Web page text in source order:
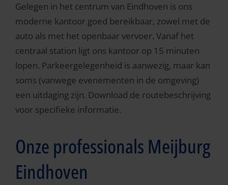
Gelegen in het centrum van Eindhoven is ons
moderne kantoor goed bereikbaar, zowel met de
auto als met het openbaar vervoer. Vanaf het
centraal station ligt ons kantoor op 15 minuten
lopen. Parkeergelegenheid is aanwezig, maar kan
soms (vanwege evenementen in de omgeving)
een uitdaging zijn. Download de routebeschrijving
voor specifieke informatie.
Onze professionals Meijburg
Eindhoven